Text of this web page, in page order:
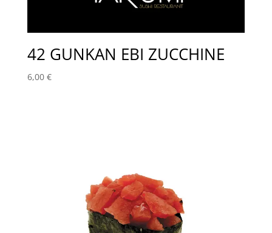
42 GUNKAN EBI ZUCCHINE
6,00 €